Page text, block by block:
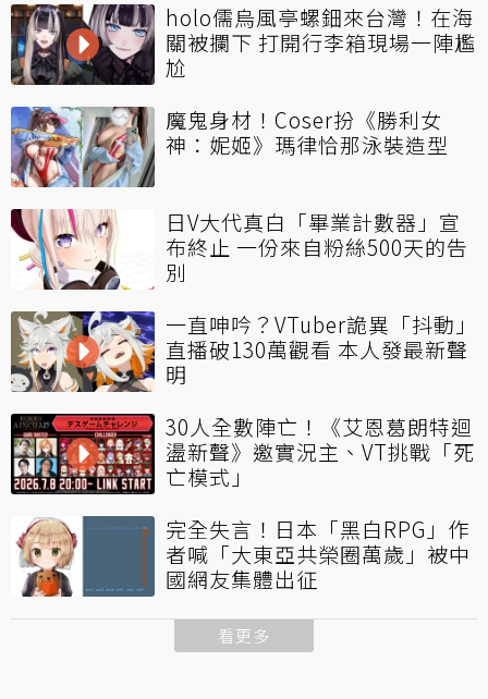
holo儒烏風亭螺鈿來台灣！在海
關被攔下 打開行李箱現場一陣尷
尬
魔鬼身材！Coser扮《勝利女
神：妮姬》瑪律恰那泳裝造型
日V大代真白「畢業計數器」宣
布終止 一份來自粉絲500天的告
別
一直呻吟？VTuber詭異「抖動」
直播破130萬觀看 本人發最新聲
明
30人全數陣亡！《艾恩葛朗特迴
盪新聲》邀實況主、VT挑戰「死
亡模式」
完全失言！日本「黑白RPG」作
者喊「大東亞共榮圈萬歲」被中
國網友集體出征
看更多